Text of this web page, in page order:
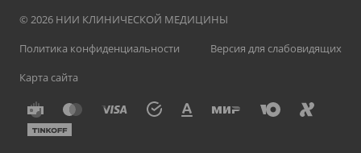
© 2026 НИИ КЛИНИЧЕСКОЙ МЕДИЦИНЫ
Политика конфиденциальности
Версия для слабовидящих
Карта сайта